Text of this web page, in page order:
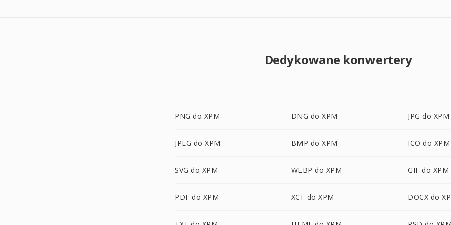
Dedykowane konwertery
PNG do XPM DNG do XPM JPG do XPM
JPEG do XPM BMP do XPM ICO do XPM
SVG do XPM WEBP do XPM GIF do XPM
PDF do XPM XCF do XPM DOCX do